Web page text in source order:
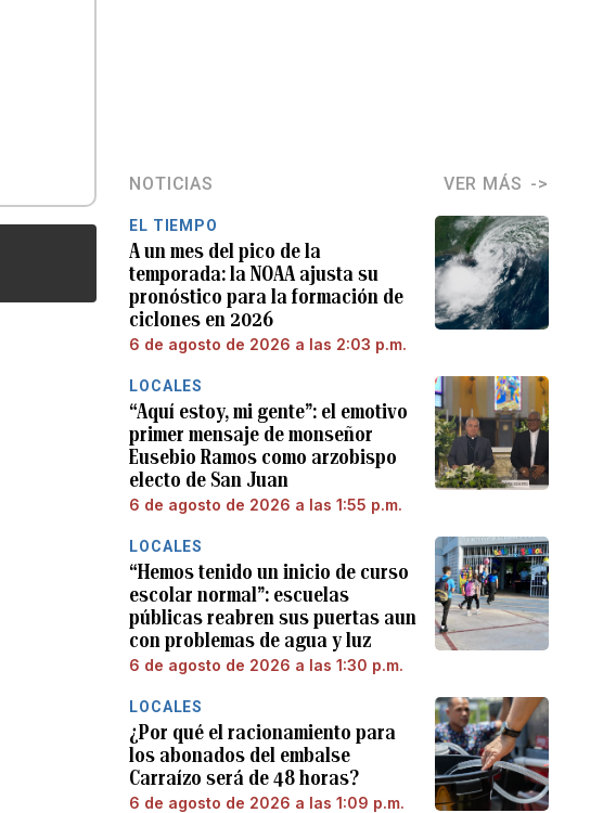
NOTICIAS VER MÁS
EL TIEMPO
A un mes del pico de la
temporada: la NOAA ajusta su
pronóstico para la formación de
ciclones en 2026
6 de agosto de 2026 a las 2:03 p.m.
LOCALES
“Aquí estoy, mi gente”: el emotivo
primer mensaje de monseñor
Eusebio Ramos como arzobispo
electo de San Juan
6 de agosto de 2026 a las 1:55 p.m.
LOCALES
“Hemos tenido un inicio de curso
escolar normal”: escuelas
públicas reabren sus puertas aun
con problemas de agua y luz
6 de agosto de 2026 a las 1:30 p.m.
LOCALES
¿Por qué el racionamiento para
los abonados del embalse
Carraízo será de 48 horas?
6 de agosto de 2026 a las 1:09 p.m.